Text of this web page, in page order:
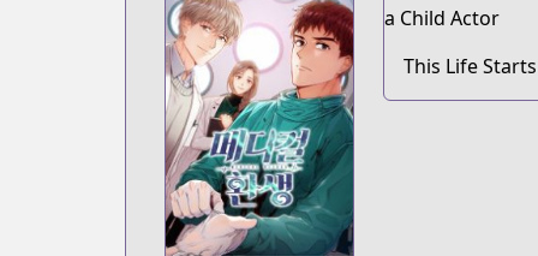
This Life Starts
as a Child